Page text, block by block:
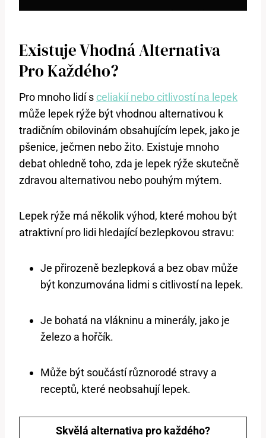
Existuje Vhodná Alternativa
Pro Každého?
Pro mnoho lidí s celiakií nebo citlivostí na lepek
může lepek rýže být vhodnou alternativou k
tradičním obilovinám obsahujícím lepek, jako je
pšenice, ječmen nebo žito. Existuje mnoho
debat ohledně toho, zda je lepek rýže skutečně
zdravou alternativou nebo pouhým mýtem.
Lepek rýže má několik výhod, které mohou být
atraktivní pro lidi hledající bezlepkovou stravu:
Je přirozeně bezlepková a bez obav může
být konzumována lidmi s citlivostí na lepek.
Je bohatá na vlákninu a minerály, jako je
železo a hořčík.
Může být součástí různorodé stravy a
receptů, které neobsahují lepek.
Skvělá alternativa pro každého?